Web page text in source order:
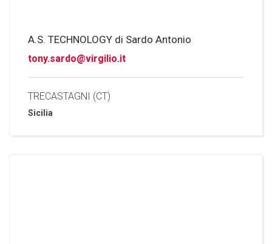
A.S. TECHNOLOGY di Sardo Antonio
tony.sardo@virgilio.it
TRECASTAGNI (CT)
Sicilia